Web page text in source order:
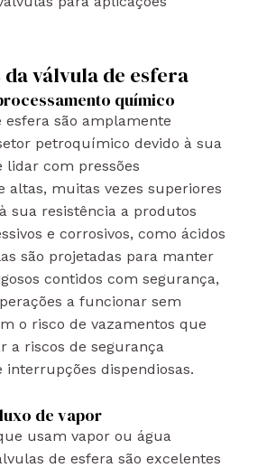
válvula de esfera
químico
esfera são amplamente
petroquímico devido à sua
lidar com pressões
altas, muitas vezes superiores
sua resistência a produtos
e corrosivos, como ácidos
são projetadas para manter
contidos com segurança,
a funcionar sem
o risco de vazamentos que
a riscos de segurança
interrupções dispendiosas.
de vapor
usam vapor ou água
de esfera são excelentes